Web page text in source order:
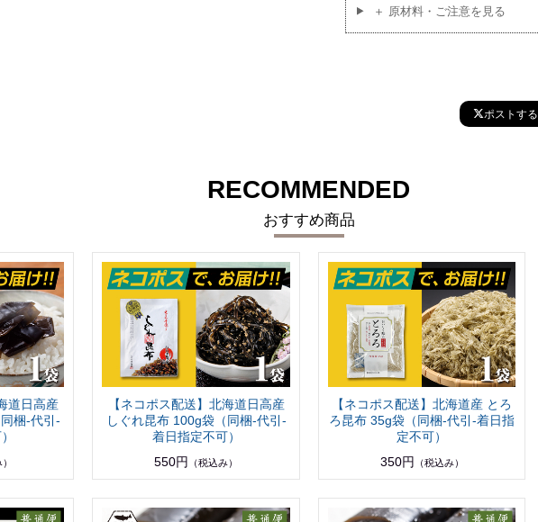
＋ 原材料・ご注意を見る
ポストする
RECOMMENDED
おすすめ商品
道日高産
梱-代引-
【ネコポス配送】北海道日高産
しぐれ昆布 100g袋（同梱-代引-
着日指定不可）
550円
（税込み）
【ネコポス配送】北海道産 とろ
ろ昆布 35g袋（同梱-代引-着日指
定不可）
350円
（税込み）